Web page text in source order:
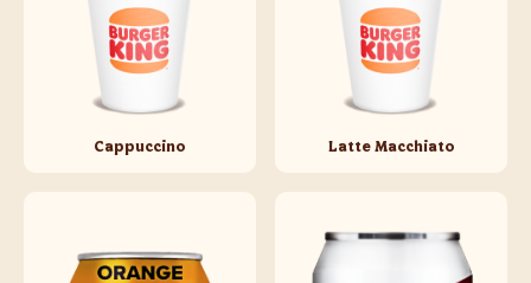
Cappuccino Latte Macchiato